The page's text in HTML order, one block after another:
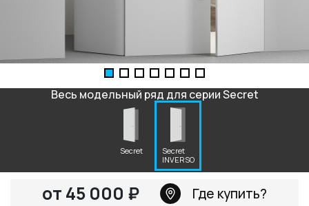
Весь модельный ряд для серии Secret
Secret
Secret
INVERSO
от 45 000 ₽ Где купить?
+7 495 662 87 32
salon@miksal.ru
г. Москва, ул. Бутырский Вал, д. 32
пн-сб 10:00 - 20:00 (вс 10:00 - 19:00)
(9.05 -выходной)